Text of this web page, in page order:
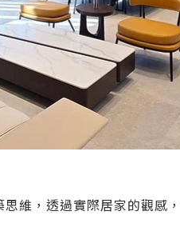
維，透過實際居家的觀感